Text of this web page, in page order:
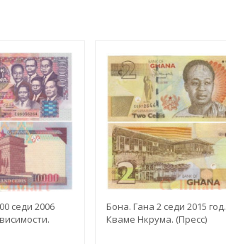
седи 2006
Бона. Гана 2 седи 2015 год.
Кваме Нкрума. (Пресс)